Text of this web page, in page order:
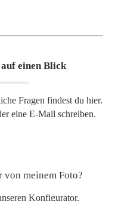
einen Blick
Fragen findest du hier.
eine E-Mail schreiben.
meinem Foto?
Konfigurator.